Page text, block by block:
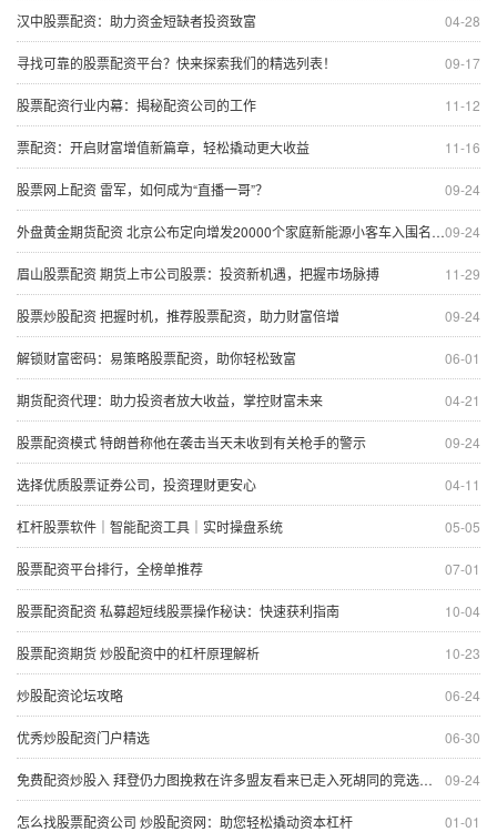
04-28
汉中股票配资：助力资金短缺者投资致富
09-17
寻找可靠的股票配资平台？快来探索我们的精选列表！
11-12
股票配资行业内幕：揭秘配资公司的工作
11-16
票配资：开启财富增值新篇章，轻松撬动更大收益
09-24
股票网上配资 雷军，如何成为“直播一哥”？
09-24
外盘黄金期货配资 北京公布定向增发20000个家庭新能源小客车入围名单 最低入围家庭总积分为54分
11-29
眉山股票配资 期货上市公司股票：投资新机遇，把握市场脉搏
09-24
股票炒股配资 把握时机，推荐股票配资，助力财富倍增
06-01
解锁财富密码：易策略股票配资，助你轻松致富
04-21
期货配资代理：助力投资者放大收益，掌控财富未来
09-24
股票配资模式 特朗普称他在袭击当天未收到有关枪手的警示
04-11
选择优质股票证券公司，投资理财更安心
05-05
杠杆股票软件｜智能配资工具｜实时操盘系统
07-01
股票配资平台排行，全榜单推荐
10-04
股票配资配资 私募超短线股票操作秘诀：快速获利指南
10-23
股票配资期货 炒股配资中的杠杆原理解析
06-24
炒股配资论坛攻略
06-30
优秀炒股配资门户精选
09-24
免费配资炒股入 拜登仍力图挽救在许多盟友看来已走入死胡同的竞选之路
01-01
怎么找股票配资公司 炒股配资网：助您轻松撬动资本杠杆